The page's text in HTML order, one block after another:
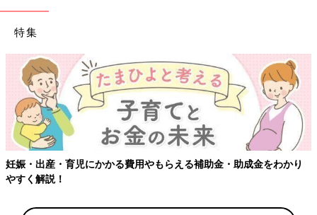
特集
妊娠・出産・育児にかかる費用やもらえる補助金・助成金をわかり
やすく解説！